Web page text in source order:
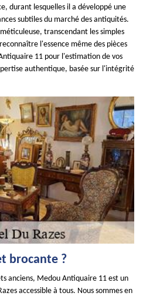
durant lesquelles il a développé une
subtiles du marché des antiquités.
transcendant les simples
l'essence même des pièces
11 pour l'estimation de vos
authentique, basée sur l'intégrité
brocante ?
anciens, Medou Antiquaire 11 est un
accessible à tous. Nous sommes en